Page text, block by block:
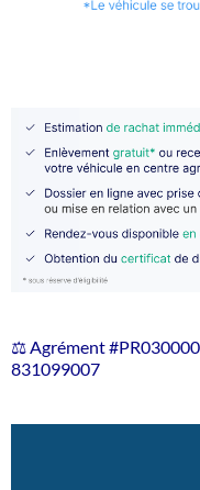
⚖️ Agrément
831099007